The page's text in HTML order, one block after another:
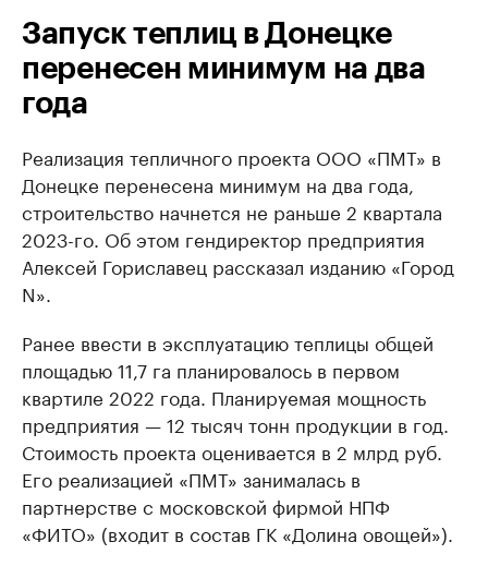
Запуск теплиц в Донецке
перенесен минимум на два
года
Реализация тепличного проекта ООО «ПМТ» в
Донецке перенесена минимум на два года,
строительство начнется не раньше 2 квартала
2023-го. Об этом гендиректор предприятия
Алексей Гориславец рассказал изданию «Город
N».
Ранее ввести в эксплуатацию теплицы общей
площадью 11,7 га планировалось в первом
квартиле 2022 года. Планируемая мощность
предприятия — 12 тысяч тонн продукции в год.
Стоимость проекта оценивается в 2 млрд руб.
Его реализацией «ПМТ» занималась в
партнерстве с московской фирмой НПФ
«ФИТО» (входит в состав ГК «Долина овощей»).